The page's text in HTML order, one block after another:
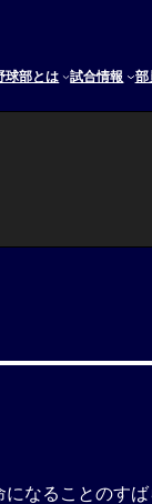
球部とは 試合情報 部
なることのす